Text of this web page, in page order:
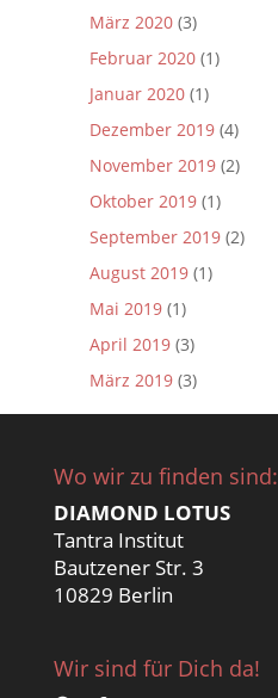
März 2020(3)
Februar 2020(1)
Januar 2020(1)
Dezember 2019(4)
November 2019(2)
Oktober 2019(1)
September 2019(2)
August 2019(1)
Mai 2019(1)
April 2019(3)
März 2019(3)
Wo wir zu finden sind:
DIAMOND LOTUS
Tantra Institut
Bautzener Str. 3
10829 Berlin
Wir sind für Dich da!